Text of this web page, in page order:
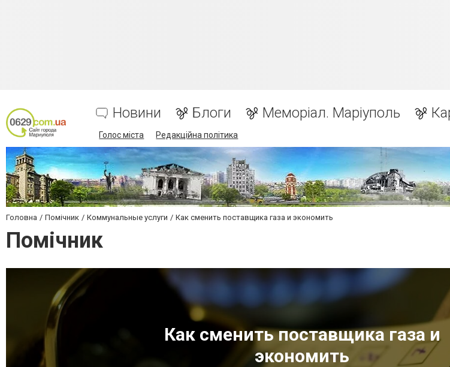
Новини Блоги Меморіал. Маріуполь
Голос міста Редакційна політика
Головна Помічник Коммунальные услуги Как сменить поставщика газа и экономить
Помічник
Как сменить поставщика газа и
экономить